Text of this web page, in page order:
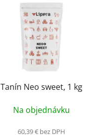
Tanín Neo sweet, 1 kg
Na objednávku
60,39 € bez DPH